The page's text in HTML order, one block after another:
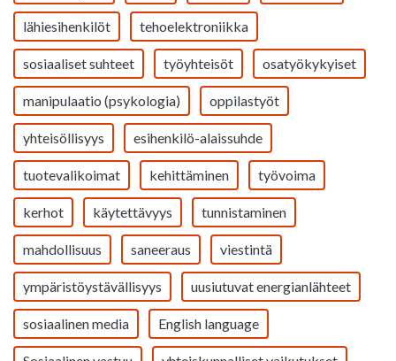
lähiesihenkilöt tehoelektroniikka
sosiaaliset suhteet työyhteisöt osatyökykyiset
manipulaatio (psykologia) oppilastyöt
yhteisöllisyys esihenkilö-alaissuhde
tuotevalikoimat kehittäminen työvoima
kerhot käytettävyys tunnistaminen
mahdollisuus saneeraus viestintä
ympäristöystävällisyys uusiutuvat energianlähteet
sosiaalinen media English language